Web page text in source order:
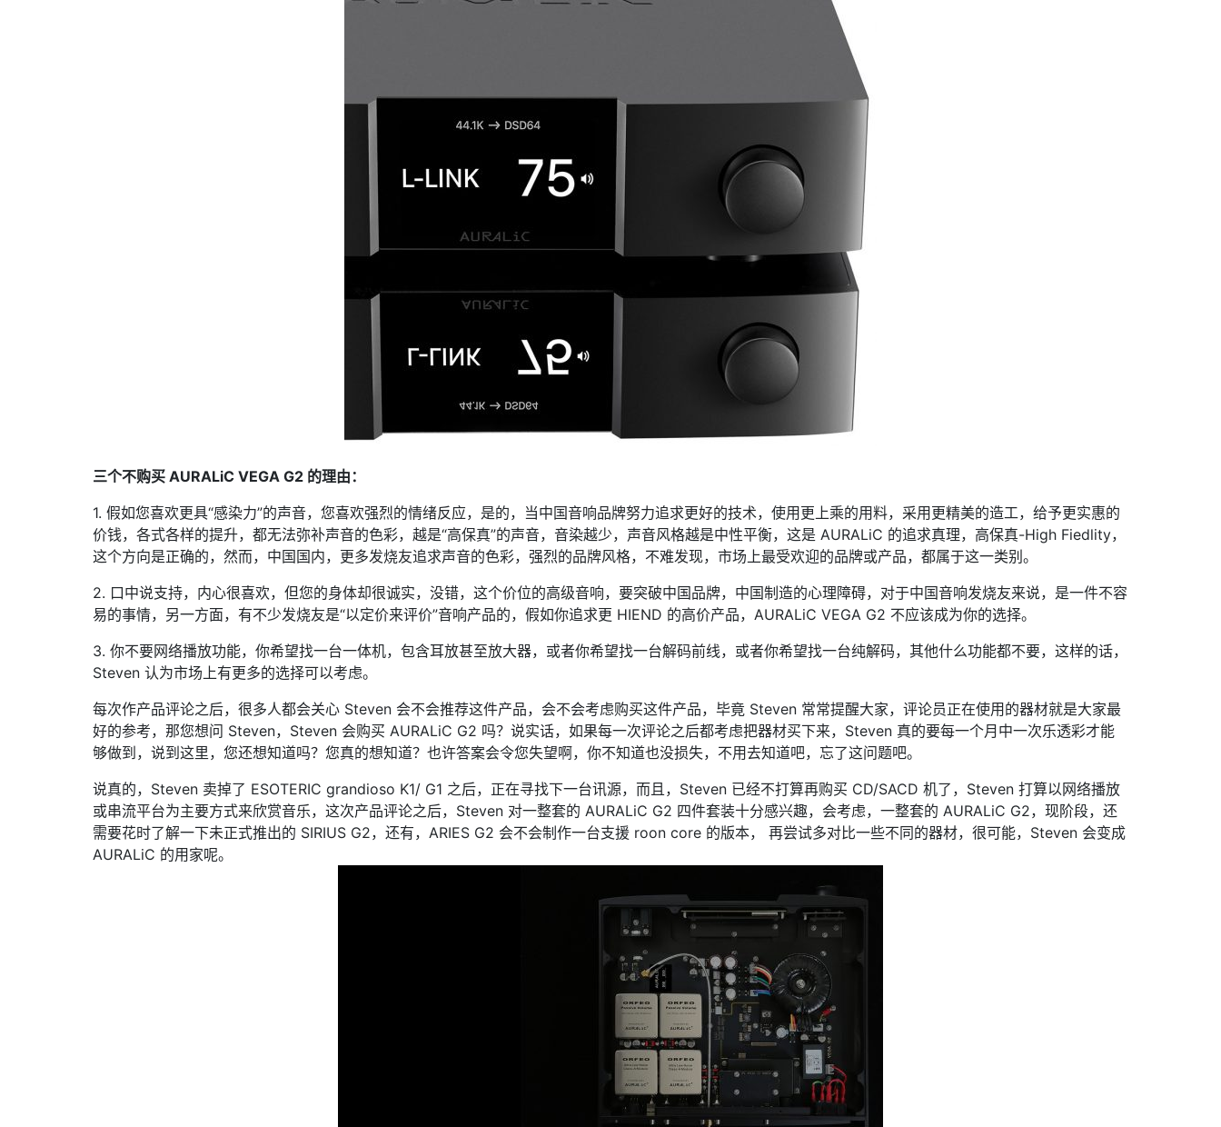
三个不购买 AURALiC VEGA G2 的理由：
1. 假如您喜欢更具“感染力”的声音，您喜欢强烈的情绪反应，是的，当中国音响品牌努力追求更好的技术，使用更上乘的用料，采用更精美的造工，给予更实惠的
价钱，各式各样的提升，都无法弥补声音的色彩，越是“高保真”的声音，音染越少，声音风格越是中性平衡，这是 AURALiC 的追求真理，高保真-High Fiedlity，
这个方向是正确的，然而，中国国内，更多发烧友追求声音的色彩，强烈的品牌风格，不难发现，市场上最受欢迎的品牌或产品，都属于这一类别。
2. 口中说支持，内心很喜欢，但您的身体却很诚实，没错，这个价位的高级音响，要突破中国品牌，中国制造的心理障碍，对于中国音响发烧友来说，是一件不容
易的事情，另一方面，有不少发烧友是“以定价来评价”音响产品的，假如你追求更 HIEND 的高价产品，AURALiC VEGA G2 不应该成为你的选择。
3. 你不要网络播放功能，你希望找一台一体机，包含耳放甚至放大器，或者你希望找一台解码前线，或者你希望找一台纯解码，其他什么功能都不要，这样的话，
Steven 认为市场上有更多的选择可以考虑。
每次作产品评论之后，很多人都会关心 Steven 会不会推荐这件产品，会不会考虑购买这件产品，毕竟 Steven 常常提醒大家，评论员正在使用的器材就是大家最
好的参考，那您想问 Steven，Steven 会购买 AURALiC G2 吗？说实话，如果每一次评论之后都考虑把器材买下来，Steven 真的要每一个月中一次乐透彩才能
够做到，说到这里，您还想知道吗？您真的想知道？也许答案会令您失望啊，你不知道也没损失，不用去知道吧，忘了这问题吧。
说真的，Steven 卖掉了 ESOTERIC grandioso K1/ G1 之后，正在寻找下一台讯源，而且，Steven 已经不打算再购买 CD/SACD 机了，Steven 打算以网络播放
或串流平台为主要方式来欣赏音乐，这次产品评论之后，Steven 对一整套的 AURALiC G2 四件套装十分感兴趣，会考虑，一整套的 AURALiC G2，现阶段，还
需要花时了解一下未正式推出的 SIRIUS G2，还有，ARIES G2 会不会制作一台支援 roon core 的版本， 再尝试多对比一些不同的器材，很可能，Steven 会变成
AURALiC 的用家呢。